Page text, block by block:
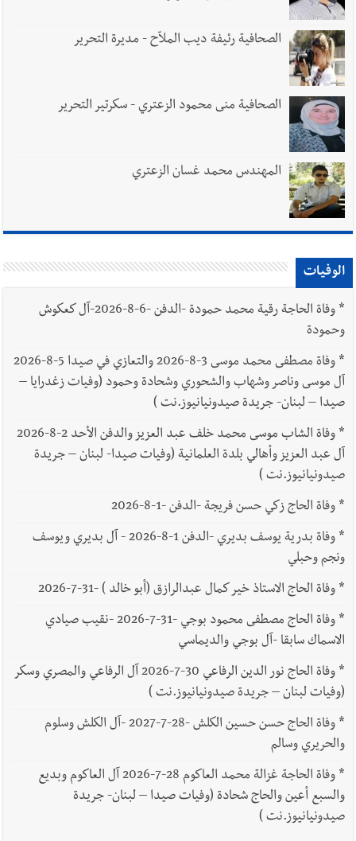
الصحافية رئيفة ديب الملاّح - مديرة التحرير
الصحافية منى محمود الزعتري - سكرتير التحرير
المهندس محمد غسان الزعتري
الوفيات
*
وفاة الحاجة رقية محمد حمودة -الدفن -6-8-2026-آل كعكوش
وحمودة
*
وفاة مصطفى محمد موسى 3-8-2026 والتعازي في صيدا 5-8-2026
آل موسى وناصر وشهاب والشحوري وشحادة وحمود (وفيات زغدرايا –
صيدا – لبنان- جريدة صيدونيانيوز.نت )
*
وفاة الشاب موسى محمد خلف عبد العزيز والدفن الأحد 2-8-2026
آل عبد العزيز وأهالي بلدة العلمانية (وفيات صيدا- لبنان – جريدة
صيدونيانيوز.نت )
*وفاة الحاج زكي حسن فريجة -الدفن -1-8-2026
*
وفاة بدرية يوسف بديري -الدفن 1-8-2026 - آل بديري ويوسف
ونجم وحبلي
*وفاة الحاج الاستاذ خير كمال عبدالرازق (أبو خالد ) -31-7-2026
*
وفاة الحاج مصطفى محمود بوجي -31-7-2026 -نقيب صيادي
الاسماك سابقا -آل بوجي والديماسي
*
وفاة الحاج نور الدين الرفاعي 30-7-2026 آل الرفاعي والمصري وسكر
(وفيات لبنان – جريدة صيدونيانيوز.نت )
*
وفاة الحاج حسن حسين الكلش -28-7-2027 -آل الكلش وسلوم
والحريري وسالم
*
وفاة الحاجة غزالة محمد العاكوم 28-7-2026 آل العاكوم وبديع
والسبع أعين والحاج شحادة (وفيات صيدا – لبنان- جريدة
صيدونيانيوز.نت )